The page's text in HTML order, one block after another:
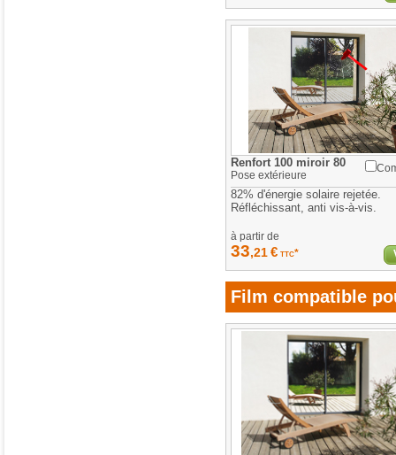
Renfort 100 miroir 80
Pose extérieure
82% d'énergie solaire rejetée.
Réfléchissant, anti vis-à-vis.
à partir de
33,21€ TTC*
Film compatible